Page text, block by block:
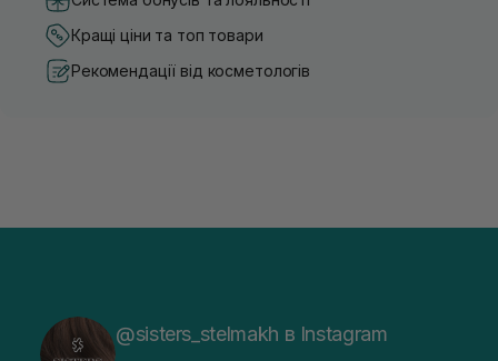
Кращі ціни та топ товари
Рекомендації від косметологів
@sisters_stelmakh в Instagram